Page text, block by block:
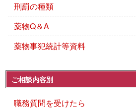
刑罰の種類
薬物Q＆A
薬物事犯統計等資料
ご相談内容別
職務質問を受けたら